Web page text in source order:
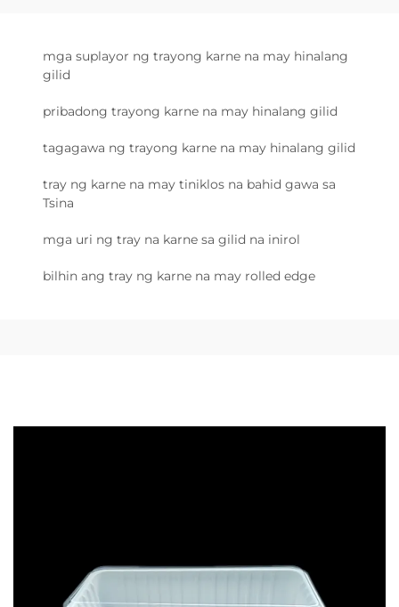
mga suplayor ng trayong karne na may hinalang
gilid
pribadong trayong karne na may hinalang gilid
tagagawa ng trayong karne na may hinalang gilid
tray ng karne na may tiniklos na bahid gawa sa
Tsina
mga uri ng tray na karne sa gilid na inirol
bilhin ang tray ng karne na may rolled edge